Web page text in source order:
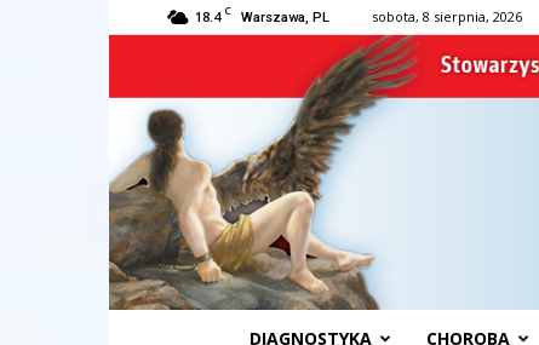
18.4 C Warszawa, PL sobota, 8 sierpnia, 2026
DIAGNOSTYKA CHOROBA